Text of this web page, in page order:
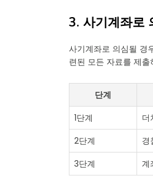
3. 사기계좌로
사기계좌로 의심될 경
련된 모든 자료를 제
단계
1단계
더
2단계
경
3단계
계